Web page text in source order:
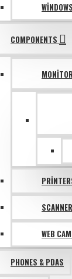
WINDOWS
COMPONENTS
WEB
PHONES & PDAS